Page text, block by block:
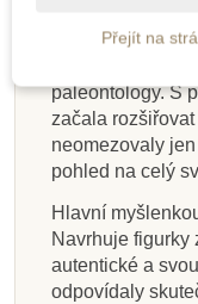
smlouvu s
History. Tato
paleontology. S
začala
neomezovaly
pohled na celý
Hlavní
Navrhuje figurky
autentické a
odpovídaly
Přejít na